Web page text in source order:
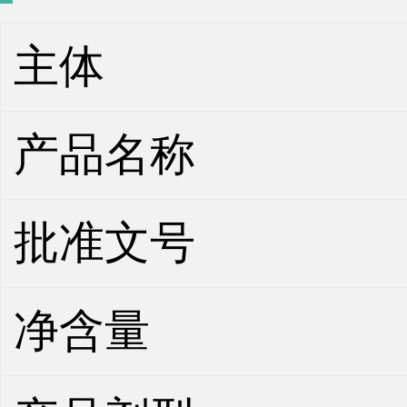
主体
产品名称
批准文号
净含量